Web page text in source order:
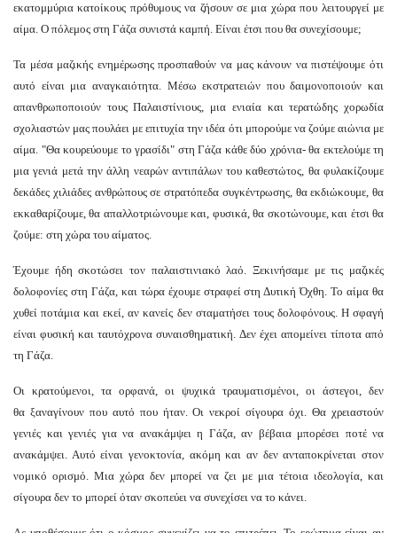
εκατομμύρια κατοίκους πρόθυμους να ζήσουν σε μια χώρα που λειτουργεί με
αίμα. Ο πόλεμος στη Γάζα συνιστά καμπή. Είναι έτσι που θα συνεχίσουμε;
Τα μέσα μαζικής ενημέρωσης προσπαθούν να μας κάνουν να πιστέψουμε ότι
αυτό είναι μια αναγκαιότητα. Μέσω εκστρατειών που δαιμονοποιούν και
απανθρωποποιούν τους Παλαιστίνιους, μια ενιαία και τερατώδης χορωδία
σχολιαστών μας πουλάει με επιτυχία την ιδέα ότι μπορούμε να ζούμε αιώνια με
αίμα. "Θα κουρεύουμε το γρασίδι" στη Γάζα κάθε δύο χρόνια- θα εκτελούμε τη
μια γενιά μετά την άλλη νεαρών αντιπάλων του καθεστώτος, θα φυλακίζουμε
δεκάδες χιλιάδες ανθρώπους σε στρατόπεδα συγκέντρωσης, θα εκδιώκουμε, θα
εκκαθαρίζουμε, θα απαλλοτριώνουμε και, φυσικά, θα σκοτώνουμε, και έτσι θα
ζούμε: στη χώρα του αίματος.
Έχουμε ήδη σκοτώσει τον παλαιστινιακό λαό. Ξεκινήσαμε με τις μαζικές
δολοφονίες στη Γάζα, και τώρα έχουμε στραφεί στη Δυτική Όχθη. Το αίμα θα
χυθεί ποτάμια και εκεί, αν κανείς δεν σταματήσει τους δολοφόνους. Η σφαγή
είναι φυσική και ταυτόχρονα συναισθηματική. Δεν έχει απομείνει τίποτα από
τη Γάζα.
Οι κρατούμενοι, τα ορφανά, οι ψυχικά τραυματισμένοι, οι άστεγοι, δεν
θα ξαναγίνουν που αυτό που ήταν. Οι νεκροί σίγουρα όχι. Θα χρειαστούν
γενιές και γενιές για να ανακάμψει η Γάζα, αν βέβαια μπορέσει ποτέ να
ανακάμψει. Αυτό είναι γενοκτονία, ακόμη και αν δεν ανταποκρίνεται στον
νομικό ορισμό. Μια χώρα δεν μπορεί να ζει με μια τέτοια ιδεολογία, και
σίγουρα δεν το μπορεί όταν σκοπεύει να συνεχίσει να το κάνει.